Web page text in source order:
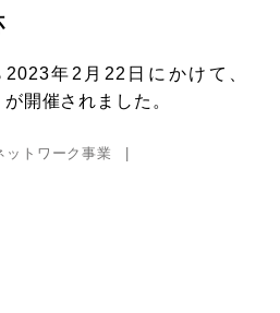
年2月22日にかけて、
開催されました。
ットワーク事業